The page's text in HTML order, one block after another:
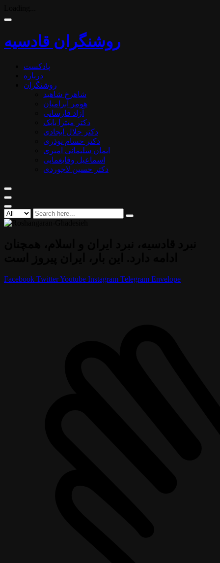
روشنگران قادسیه
پادکست
درباره
روشنگران
شاهرخ شاهید
هومر آبرامیان
آزاد فارسانی
دکتر میترا بابک
دکتر جلال ایجادی
دکتر حسام نوذری
ایمان سلیمانی امیری
اسماعیل وفایغمایی
دکتر حسین لاجوردی
Facebook TwitterYoutube Instagram Telegram Envelope